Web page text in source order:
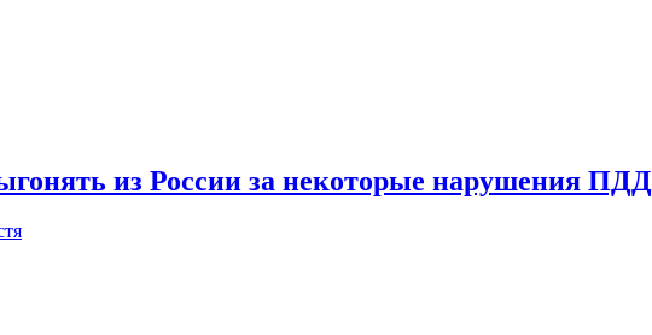
из России за некоторые нарушения ПДД